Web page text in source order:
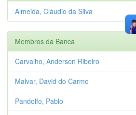
Almeida, Cláudio da Silva
Membros da Banca
Carvalho, Anderson Ribeiro
Malvar, David do Carmo
Pandolfo, Pablo